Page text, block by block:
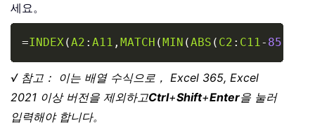
세요。
=INDEX(A2 : A11 , MATCH (MIN (ABS ( C2 : C11- 85
Copy
√ 참고： 이는 배열 수식으로， Excel 365, Excel
2021 이상 버전을 제외하고Ctrl+Shift+Enter을 눌러
입력해야 합니다。